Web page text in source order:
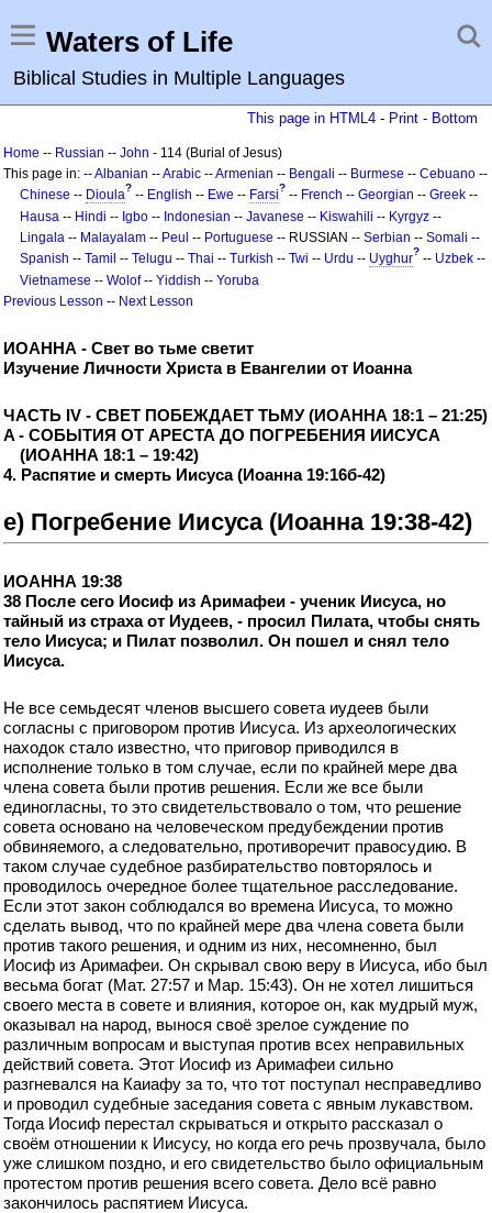
Waters of Life
Biblical Studies in Multiple Languages
This page in HTML4 - Print - Bottom
Home -- Russian -- John - 114 (Burial of Jesus)
This page in: --Albanian --Arabic --Armenian -- Bengali -- Burmese -- Cebuano --
Chinese -- Dioula? -- English -- Ewe -- Farsi? -- French -- Georgian -- Greek --
Hausa -- Hindi -- Igbo -- Indonesian -- Javanese -- Kiswahili -- Kyrgyz --
Lingala -- Malayalam -- Peul -- Portuguese -- RUSSIAN -- Serbian -- Somali --
Spanish -- Tamil -- Telugu -- Thai -- Turkish -- Twi -- Urdu -- Uyghur? -- Uzbek --
Vietnamese -- Wolof-- Yiddish -- Yoruba
Previous Lesson -- Next Lesson
ИОАННА - Свет во тьме светит
Изучение Личности Христа в Евангелии от Иоанна
ЧАСТЬ IV - СВЕТ ПОБЕЖДАЕТ ТЬМУ (ИОАННА 18:1 – 21:25)
A - СОБЫТИЯ ОТ АРЕСТА ДО ПОГРЕБЕНИЯ ИИСУСА
(ИОАННА 18:1 – 19:42)
4. Распятие и смерть Иисуса (Иоанна 19:16б-42)
е) Погребение Иисуса (Иоанна 19:38-42)
ИОАННА 19:38
38 После сего Иосиф из Аримафеи - ученик Иисуса, но
тайный из страха от Иудеев, - просил Пилата, чтобы снять
тело Иисуса; и Пилат позволил. Он пошел и снял тело
Иисуса.
Не все семьдесят членов высшего совета иудеев были
согласны с приговором против Иисуса. Из археологических
находок стало известно, что приговор приводился в
исполнение только в том случае, если по крайней мере два
члена совета были против решения. Если же все были
единогласны, то это свидетельствовало о том, что решение
совета основано на человеческом предубеждении против
обвиняемого, а следовательно, противоречит правосудию. В
таком случае судебное разбирательство повторялось и
проводилось очередное более тщательное расследование.
Если этот закон соблюдался во времена Иисуса, то можно
сделать вывод, что по крайней мере два члена совета были
против такого решения, и одним из них, несомненно, был
Иосиф из Аримафеи. Он скрывал свою веру в Иисуса, ибо был
весьма богат (Мат. 27:57 и Мар. 15:43). Он не хотел лишиться
своего места в совете и влияния, которое он, как мудрый муж,
оказывал на народ, вынося своё зрелое суждение по
различным вопросам и выступая против всех неправильных
действий совета. Этот Иосиф из Аримафеи сильно
разгневался на Каиафу за то, что тот поступал несправедливо
и проводил судебные заседания совета с явным лукавством.
Тогда Иосиф перестал скрываться и открыто рассказал о
своём отношении к Иисусу, но когда его речь прозвучала, было
уже слишком поздно, и его свидетельство было официальным
протестом против решения всего совета. Дело всё равно
закончилось распятием Иисуса.